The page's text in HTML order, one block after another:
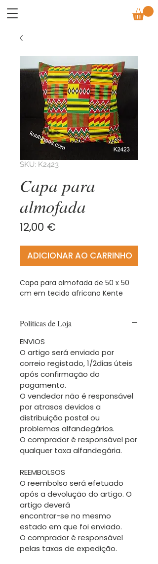
SKU: K2423
Capa para
almofada
12,00 €
ADICIONAR AO CARRINHO
Capa para almofada de 50 x 50
cm em tecido africano Kente
Políticas de Loja
ENVIOS
O artigo será enviado por
correio registado, 1/2dias úteis
após confirmação do
pagamento.
O vendedor não é responsável
por atrasos devidos a
distribuição postal ou
problemas alfandegários.
O comprador é responsável por
qualquer taxa alfandegária.
REEMBOLSOS
O reembolso será efetuado
após a devolução do artigo. O
artigo deverá
encontrar-se no mesmo
estado em que foi enviado.
O comprador é responsável
pelas taxas de expedição.